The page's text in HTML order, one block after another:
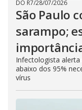
DO R7/28/07/2026
São Paulo
sarampo;
Infectologista alerta
abaixo dos 95%
vírus